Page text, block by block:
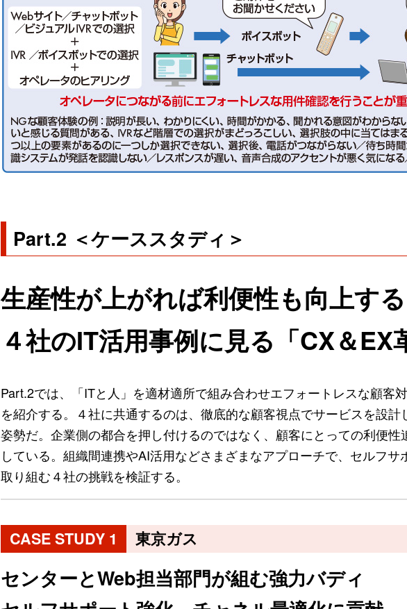
Part.2 ＜ケーススタディ＞
生産性が上がれば利便性も向上する
４社のIT活用事例に見る「CX＆EX
Part.2では、「ITと人」を適材適所で組み合わせエフォートレスな顧客
を紹介する。４社に共通するのは、徹底的な顧客視点でサービスを設計
姿勢だ。企業側の都合を押し付けるのではなく、顧客にとっての利便性
している。組織間連携やAI活用などさまざまなアプローチで、セルフサ
取り組む４社の挑戦を検証する。
CASE STUDY 1 東京ガス
センターとWeb担当部門が組む強力バディ